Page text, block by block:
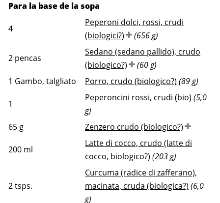
Para la base de la sopa
4
Peperoni dolci, rossi, crudi
(biologici?)
(656 g)
2 pencas
Sedano (sedano pallido), crudo
(biologico?)
(60 g)
1 Gambo, talgliato Porro, crudo (biologico?) (89 g)
1
Peperoncini rossi, crudi (bio) (5,0
g)
65 g Zenzero crudo (biologico?)
200 ml
Latte di cocco, crudo (latte di
cocco, biologico?) (203 g)
2tsps.
Curcuma (radice di zafferano),
macinata, cruda (biologica?) (6,0
g)